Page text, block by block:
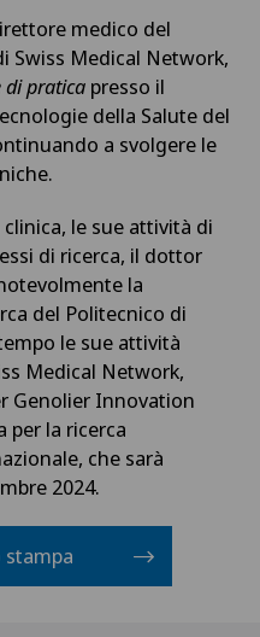
medico del
Swiss Medical Network,
di pratica presso il
della Salute del
a svolgere le
le sue attività di
di ricerca, il dottor
la
del Politecnico di
le sue attività
Medical Network,
Genolier Innovation
per la ricerca
che sarà
2024.